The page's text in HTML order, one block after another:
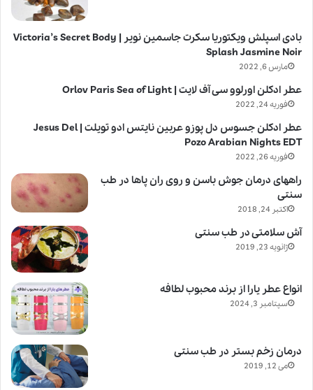
بادی اسپلش ویکتوریا سکرت جاسمین نویر | Victoria’s Secret Body
Splash Jasmine Noir
مارس 6, 2022
عطر ادکلن اورلوو سی آف لایت | Orlov Paris Sea of Light
فوریه 24, 2022
عطر ادکلن جسوس دل پوزو عربین نایتس ادو تویلت | Jesus Del
Pozo Arabian Nights EDT
فوریه 26, 2022
راههای درمان جوش باسن و روی ران پاها در طب
سنتی
اکتبر 24, 2018
آش سلامتی در طب سنتی
ژانویه 23, 2019
انواع عطر یارا از برند محبوب لطافه
سپتامبر 3, 2024
درمان زخم بستر در طب سنتی
می 12, 2019